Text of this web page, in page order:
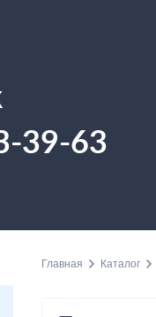
39-63
Главная Каталог